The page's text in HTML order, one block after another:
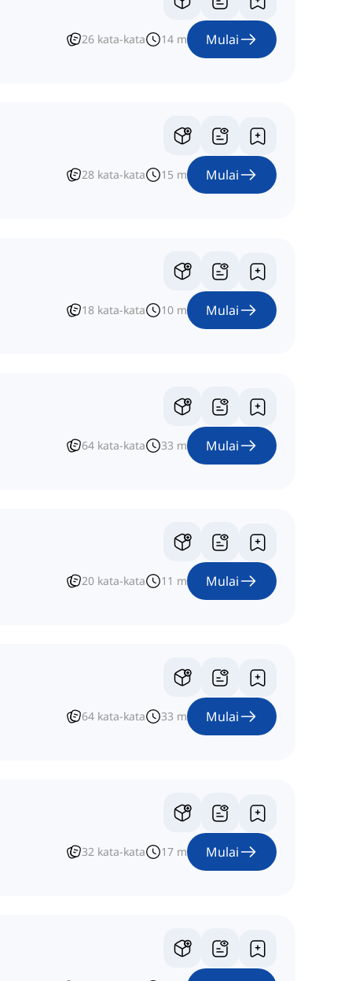
26 kata-kata 14 m Mulai
28 kata-kata 15 m Mulai
18 kata-kata 10 m Mulai
64 kata-kata 33 m Mulai
20 kata-kata 11 m Mulai
64 kata-kata 33 m Mulai
32 kata-kata 17 m Mulai